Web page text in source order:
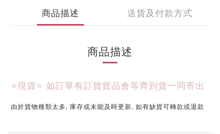
商品描述 送貨及付款方式
商品描述
⭐現貨⭐ 如訂單有訂貨貨品會等齊到貨一同寄出
由於貨物種類太多, 庫存或未能及時更新, 如有缺貨可轉款或退款